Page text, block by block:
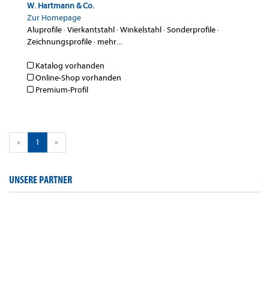
W. Hartmann & Co.
Zur Homepage
Aluprofile·Vierkantstahl·Winkelstahl·Sonderprofile·
Zeichnungsprofile· mehr...
Katalog vorhanden
Online-Shop vorhanden
Premium-Profil
« 1 »
UNSERE PARTNER